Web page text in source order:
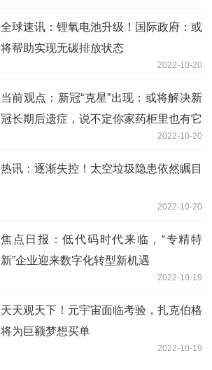
全球速讯：锂氧电池升级！国际政府：或
将帮助实现无碳排放状态
2022-10-20
当前观点：新冠“克星”出现：或将解决新
冠长期后遗症，说不定你家药柜里也有它
2022-10-20
热讯：逐渐失控！太空垃圾隐患依然瞩目
2022-10-20
焦点日报：低代码时代来临，“专精特
新”企业迎来数字化转型新机遇
2022-10-19
天天观天下！元宇宙面临考验，扎克伯格
将为巨额梦想买单
2022-10-19